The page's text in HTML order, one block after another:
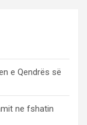
e Qendrës së
ne fshatin